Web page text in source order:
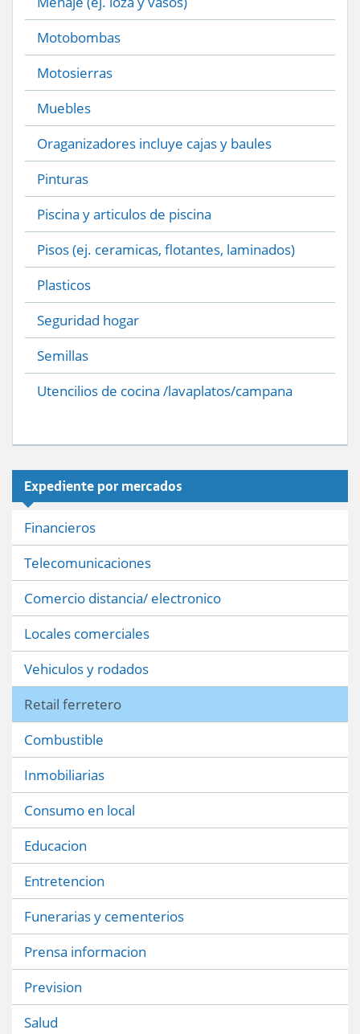
Motobombas
Motosierras
Muebles
Oraganizadores incluye cajas y baules
Pinturas
Piscina y articulos de piscina
Pisos (ej. ceramicas, flotantes, laminados)
Plasticos
Seguridad hogar
Semillas
Utencilios de cocina /lavaplatos/campana
Expediente por mercados
Financieros
Telecomunicaciones
Comercio distancia/ electronico
Locales comerciales
Vehiculos y rodados
Retail ferretero
Combustible
Inmobiliarias
Consumo en local
Educacion
Entretencion
Funerarias y cementerios
Prensa informacion
Prevision
Salud